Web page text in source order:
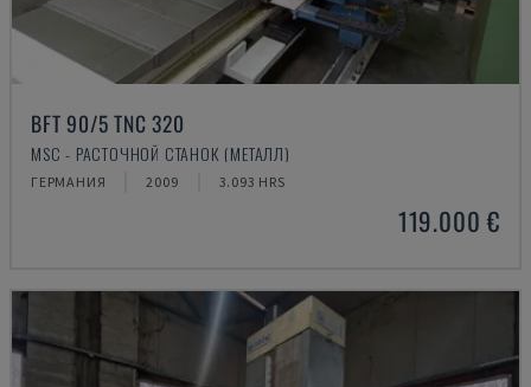
BFT 90/5 TNC 320
MSC - РАСТОЧНОЙ СТАНОК (МЕТАЛЛ)
ГЕРМАНИЯ 2009 3.093 HRS
119.000 €